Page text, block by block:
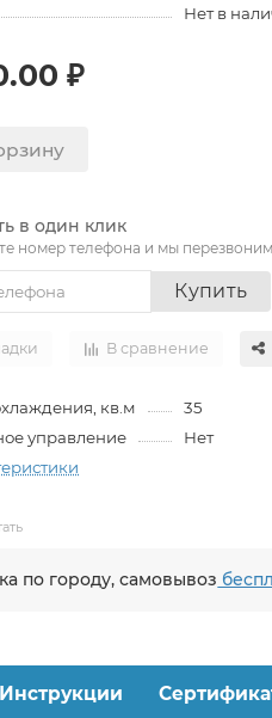
Нет в
₽
в один клик
номер телефона и мы
Купить
В сравнение
кв.м
35
управление
Нет
по городу, самовывоз
Инструкции